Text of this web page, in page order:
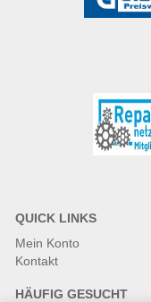
QUICK LINKS
Mein Konto
Kontakt
HÄUFIG GESUCHT